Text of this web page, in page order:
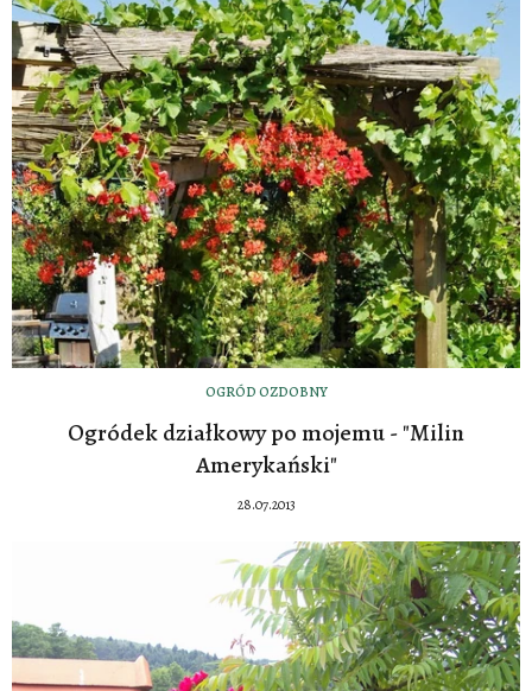
OGRÓD OZDOBNY
Ogródek działkowy po mojemu - "Milin
Amerykański"
28.07.2013